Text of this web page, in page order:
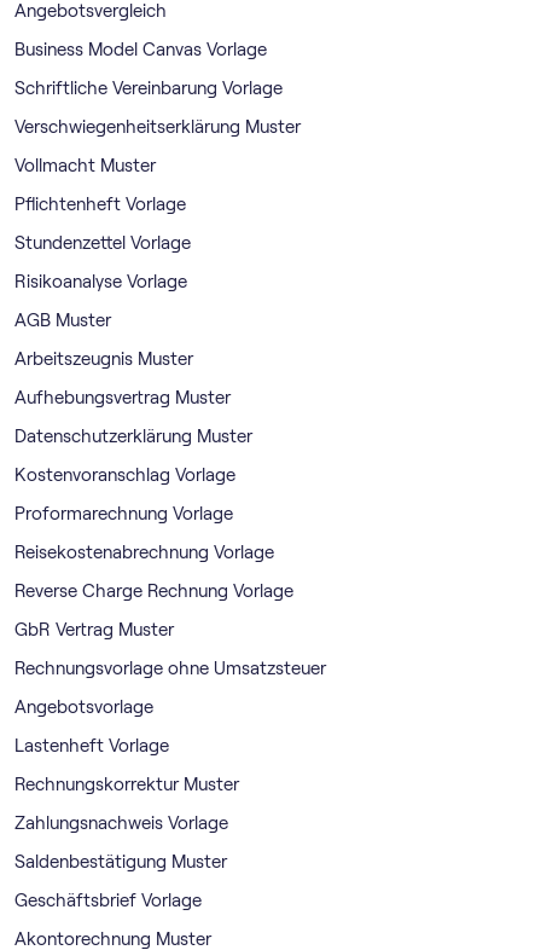
Angebotsvergleich
Business Model Canvas Vorlage
Schriftliche Vereinbarung Vorlage
Verschwiegenheitserklärung Muster
Vollmacht Muster
Pflichtenheft Vorlage
Stundenzettel Vorlage
Risikoanalyse Vorlage
AGB Muster
Arbeitszeugnis Muster
Aufhebungsvertrag Muster
Datenschutzerklärung Muster
Kostenvoranschlag Vorlage
Proformarechnung Vorlage
Reisekostenabrechnung Vorlage
Reverse Charge Rechnung Vorlage
GbR Vertrag Muster
Rechnungsvorlage ohne Umsatzsteuer
Angebotsvorlage
Lastenheft Vorlage
Rechnungskorrektur Muster
Zahlungsnachweis Vorlage
Saldenbestätigung Muster
Geschäftsbrief Vorlage
Akontorechnung Muster